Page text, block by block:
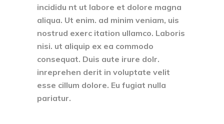
incididu nt ut labore et dolore magna
aliqua. Ut enim. ad minim veniam, uis
nostrud exerc itation ullamco. Laboris
nisi. ut aliquip ex ea commodo
consequat. Duis aute irure dolr.
inreprehen derit in voluptate velit
esse cillum dolore. Eu fugiat nulla
pariatur.